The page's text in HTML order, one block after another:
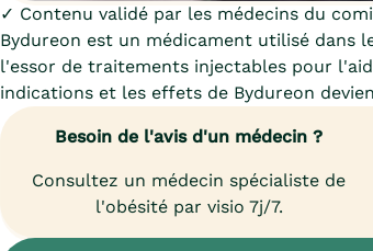
✓ Contenu validé par les médecins du
Bydureon est un médicament utilisé dans
l'essor de traitements injectables pour
indications et les effets de Bydureon
Besoin de l'avis d'un médecin ?
Consultez un médecin spécialiste de
l'obésité par visio 7j/7.